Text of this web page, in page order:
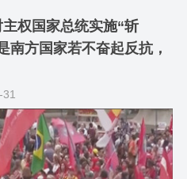
权国家总统实施“斩
南方国家若不奋起反抗，